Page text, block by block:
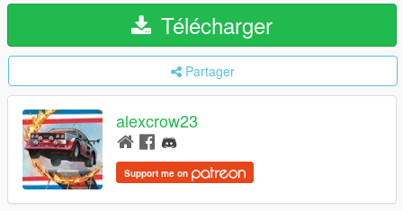
Télécharger
Partager
alexcrow23
Support me on